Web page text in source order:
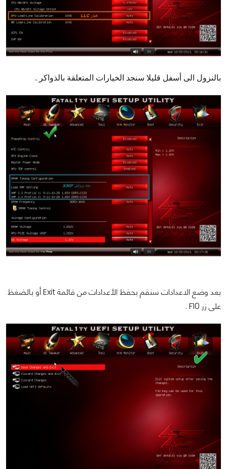
بالنزول الى أسفل قليلا سنجد الخيارات المتعلقة بالذواكر .
بعد وضع الاعدادات سنقم بحفظ الأعدادات من قائمة Exit أو بالضغظ
على زر F10 .